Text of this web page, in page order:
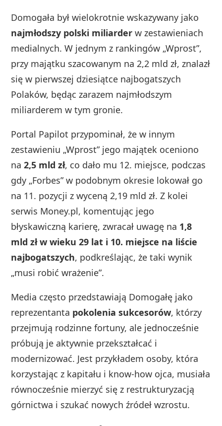
Domogała był wielokrotnie wskazywany jako
najmłodszy polski miliarder w zestawieniach
medialnych. W jednym z rankingów „Wprost”,
przy majątku szacowanym na 2,2 mld zł, znalazł
się w pierwszej dziesiątce najbogatszych
Polaków, będąc zarazem najmłodszym
miliarderem w tym gronie.
Portal Papilot przypominał, że w innym
zestawieniu „Wprost” jego majątek oceniono
na2,5 mld zł, co dało mu 12. miejsce, podczas
gdy „Forbes” w podobnym okresie lokował go
na 11. pozycji z wyceną 2,19 mld zł. Z kolei
serwis Money.pl, komentując jego
błyskawiczną karierę, zwracał uwagę na 1,8
mld zł w wieku 29 lat i 10. miejsce na liście
najbogatszych, podkreślając, że taki wynik
„musi robić wrażenie”.
Media często przedstawiają Domogałę jako
reprezentanta pokolenia sukcesorów, którzy
przejmują rodzinne fortuny, ale jednocześnie
próbują je aktywnie przekształcać i
modernizować. Jest przykładem osoby, która
korzystając z kapitału i know‑how ojca, musiała
równocześnie mierzyć się z restrukturyzacją
górnictwa i szukać nowych źródeł wzrostu.